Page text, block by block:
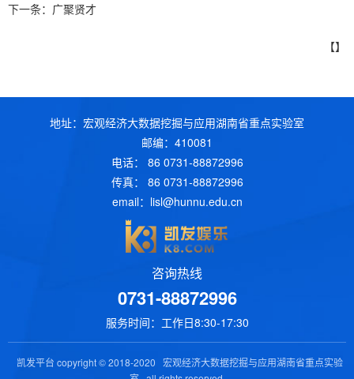
下一条： 广聚贤才
【】
地址：宏观经济大数据挖掘与应用湖南省重点实验室
邮编：410081
电话： 86 0731-88872996
传真： 86 0731-88872996
email： lisl@hunnu.edu.cn
咨询热线
0731-88872996
服务时间：工作日8:30-17:30
凯发平台 copyright © 2018-2020 宏观经济大数据挖掘与应用湖南省重点实验